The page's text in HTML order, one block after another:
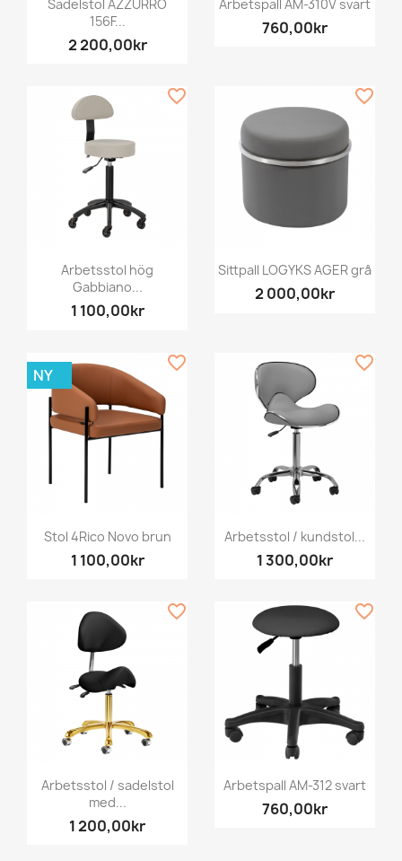
Sadelstol AZZURRO
156F...
2 200,00kr
Arbetspall AM-310V svart
760,00kr
Arbetsstol hög
Gabbiano...
1 100,00kr
favorite_border
Sittpall LOGYKS AGER grå
2 000,00kr
favorite_border
Stol 4Rico Novo brun
1 100,00kr
NY
favorite_border
Arbetsstol / kundstol...
1 300,00kr
favorite_border
Arbetsstol / sadelstol
med...
1 200,00kr
favorite_border
Arbetspall AM-312 svart
760,00kr
favorite_border